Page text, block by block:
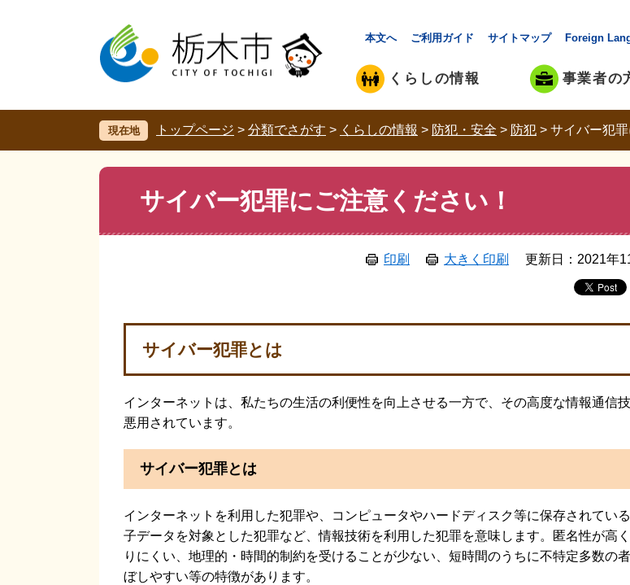
で
ば
本文へ ご利用ガイド サイトマップ Foreign
くらしの情報 事業者の
現在地 トップページ > 分類でさがす > くらしの情報 > 防犯・安全 > 防犯 > サイバー犯罪
サイバー犯罪にご注意ください！
印刷 大きく印刷 更新日：2021年
サイバー犯罪とは
インターネットは、私たちの生活の利便性を向上させる一方で、その高度な情報通信
悪用されています。
サイバー犯罪とは
インターネットを利用した犯罪や、コンピュータやハードディスク等に保存されてい
子データを対象とした犯罪など、情報技術を利用した犯罪を意味します。匿名性が高
りにくい、地理的・時間的制約を受けることが少ない、短時間のうちに不特定多数の
ぼしやすい等の特徴があります。